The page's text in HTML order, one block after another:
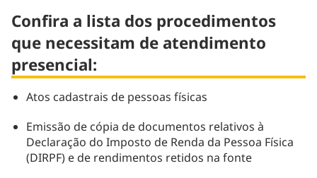
Confira a lista dos procedimentos
que necessitam de atendimento
presencial:
Atos cadastrais de pessoas físicas
Emissão de cópia de documentos relativos à
Declaração do Imposto de Renda da Pessoa Física
(DIRPF) e de rendimentos retidos na fonte